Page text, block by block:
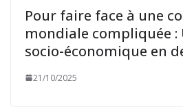
Pour faire face à une
mondiale compliquée
socio-économique en
21/10/2025